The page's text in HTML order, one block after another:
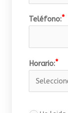
Teléfono:
Horario: